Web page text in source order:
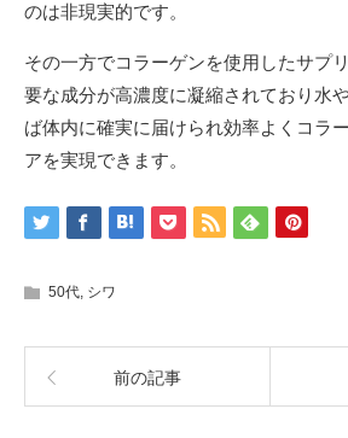
のは非現実的です。
その一方でコラーゲンを使用したサプ
要な成分が高濃度に凝縮されており水
ば体内に確実に届けられ効率よくコラ
アを実現できます。
50代 シワ
前の記事